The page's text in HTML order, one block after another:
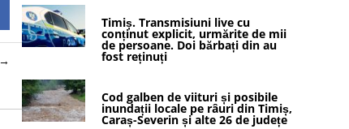
Timiș. Transmisiuni live cu
conținut explicit, urmărite de mii
de persoane. Doi bărbați din au
fost reținuți
Cod galben de viituri și posibile
inundații locale pe râuri din Timiș,
Caraș-Severin și alte 26 de județe